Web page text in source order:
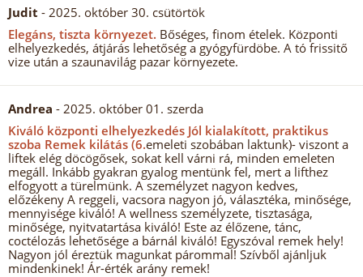
Judit - 2025. október 30. csütörtök
Elegáns, tiszta környezet. Bőséges, finom ételek. Központi
elhelyezkedés, átjárás lehetőség a gyógyfürdöbe. A tó frissitő
vize után a szaunavilág pazar környezete.
Andrea - 2025. október 01. szerda
Kiváló központi elhelyezkedés Jól kialakított, praktikus
szoba Remek kilátás (6.emeleti szobában laktunk)- viszont a
liftek elég döcögősek, sokat kell várni rá, minden emeleten
megáll. Inkább gyakran gyalog mentünk fel, mert a lifthez
elfogyott a türelmünk. A személyzet nagyon kedves,
előzékeny A reggeli, vacsora nagyon jó, választéka, minősége,
mennyisége kiváló! A wellness személyzete, tisztasága,
minősége, nyitvatartása kiváló! Este az élőzene, tánc,
coctélozás lehetősége a bárnál kiváló! Egyszóval remek hely!
Nagyon jól éreztük magunkat párommal! Szívből ajánljuk
mindenkinek! Ár-érték arány remek!